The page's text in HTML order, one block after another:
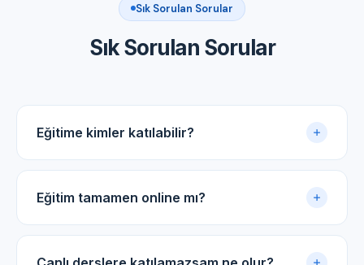
Sık Sorulan Sorular
Sık Sorulan Sorular
Eğitime kimler katılabilir?
Akupunktur uygulama sertifikasına sahip tüm tıp
doktorları ve diş hekimleri için uygundur.
Eğitim tamamen online mı?
Evet. Eğitim online panel üzerinden yürütülür. Canlı
dersler, kayıtlı video arşivi ve PDF ders notlarıyla